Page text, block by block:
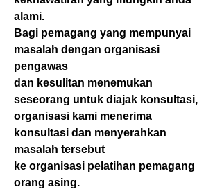
alami.
Bagi pemagang yang mempunyai
masalah dengan organisasi
pengawas
dan kesulitan menemukan
seseorang untuk diajak konsultasi,
organisasi kami menerima
konsultasi dan menyerahkan
masalah tersebut
ke organisasi pelatihan pemagang
orang asing.